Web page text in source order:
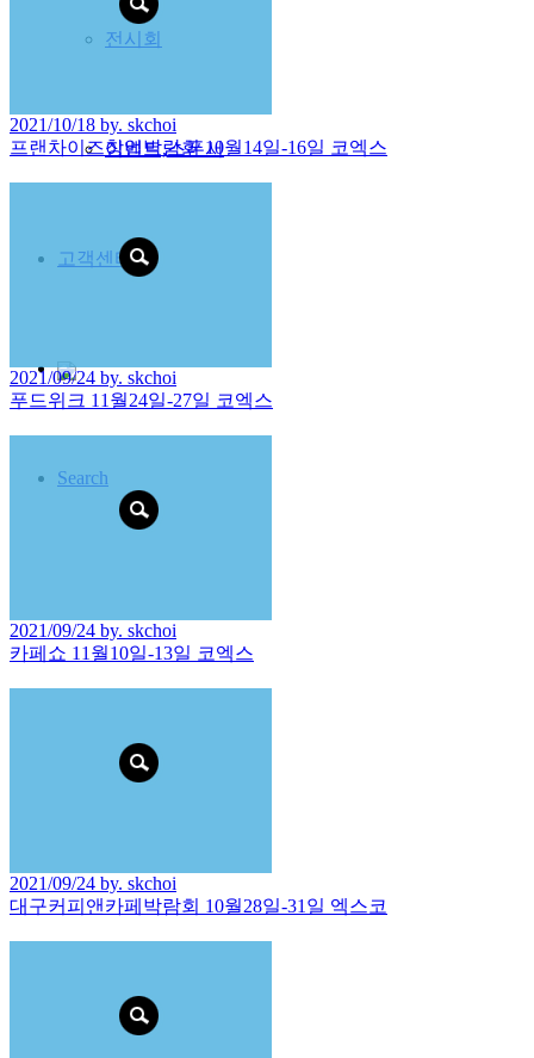
전시회
이벤트,스폰서
고객센터
Search
2021/10/18 by. skchoi
프랜차이즈창업박람회 10월14일-16일 코엑스
2021/09/24 by. skchoi
푸드위크 11월24일-27일 코엑스
2021/09/24 by. skchoi
카페쇼 11월10일-13일 코엑스
2021/09/24 by. skchoi
대구커피앤카페박람회 10월28일-31일 엑스코